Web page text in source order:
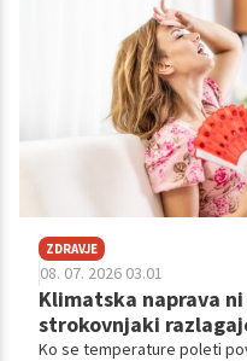
ZDRAVJE
08. 07. 2026 03.01
Klimatska naprava
strokovnjaki
Ko se temperature poleti